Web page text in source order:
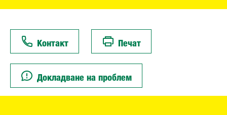
Контакт Печат
Докладване на проблем